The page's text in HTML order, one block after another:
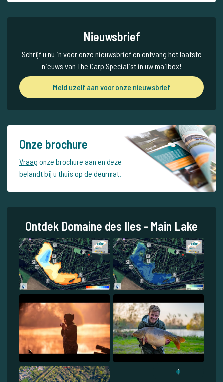
Nieuwsbrief
Schrijf u nu in voor onze nieuwsbrief en ontvang het laatste
nieuws van The Carp Specialist in uw mailbox!
Meld uzelf aan voor onze nieuwsbrief
Onze brochure
Vraag onze brochure aan en deze
belandt bij u thuis op de deurmat.
Ontdek Domaine des Iles - Main Lake
1